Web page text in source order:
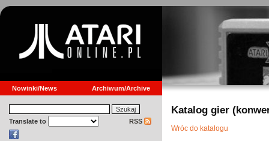
Nowinki/News Archiwum/Archive
Translate to RSS
Katalog gier
Wróc do katalogu